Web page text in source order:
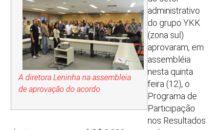
A diretora Leninha na assembleia
de aprovação do acordo
administrativo
do grupo YKK
(zona sul)
aprovaram, em
assembléia
nesta quinta
feira (12), o
Programa de
Participação
nos Resultados